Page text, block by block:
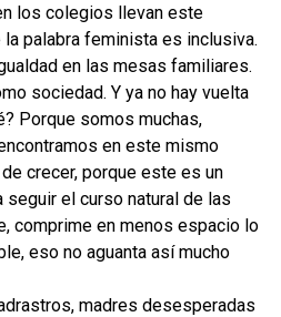
los colegios llevan este
palabra feminista es inclusiva.
en las mesas familiares.
sociedad. Y ya no hay vuelta
Porque somos muchas,
en este mismo
crecer, porque este es un
seguir el curso natural de las
comprime en menos espacio lo
eso no aguanta así mucho
madres desesperadas